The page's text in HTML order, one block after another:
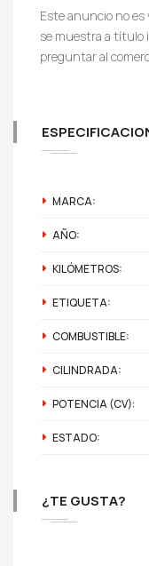
Este anuncio no
se muestra a título
preguntar al
MARCA:
AÑO:
KILÓMETROS:
ETIQUETA:
COMBUSTIBLE:
CILINDRADA:
POTENCIA (CV):
ESTADO:
¿TE GUSTA?